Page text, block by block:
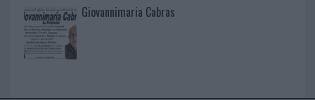
Giovannimaria Cabras